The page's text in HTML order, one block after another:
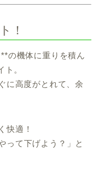
！
の機体に重りを積ん
。
に高度がとれて、余
快適！
って下げよう？」と